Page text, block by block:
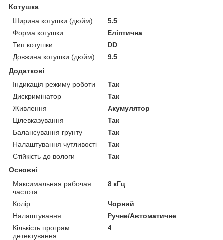
Котушка
Ширина котушки (дюйм)
5.5
Форма котушки
Еліптична
Тип котушки
DD
Довжина котушки (дюйм)
9.5
Додаткові
Індикація режиму роботи
Так
Дискримінатор
Так
Живлення
Акумулятор
Цілевказування
Так
Балансування грунту
Так
Налаштування чутливості
Так
Стійкість до вологи
Так
Основні
Максимальная рабочая
частота
8 кГц
Колір
Чорний
Налаштування
Ручне/Автоматичне
Кількість програм
детектування
4